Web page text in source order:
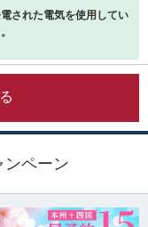
された電気を使用してい
ンペーン